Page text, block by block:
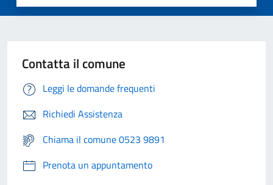
Contatta il comune
Leggi le domande frequenti
Richiedi Assistenza
Chiama il comune 0523 9891
Prenota un appuntamento